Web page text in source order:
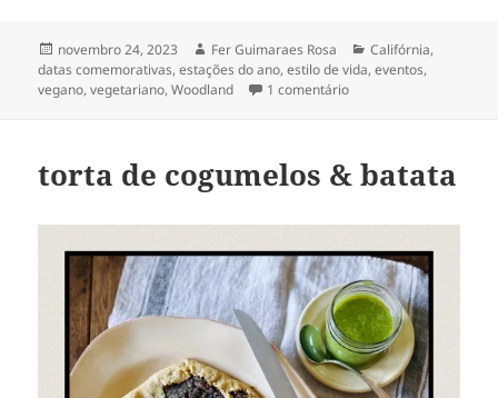
Publicado
em
novembro 24, 2023 Autor
Fer Guimaraes Rosa Categorias
Califórnia,
datas comemorativas,estações do ano,estilo de vida,eventos,
vegano,vegetariano,Woodland 1 comentárioem Thanksgiving Nº 26
torta de cogumelos & batata